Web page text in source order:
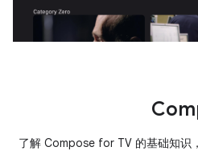
了解 Compose for TV 的基础知识